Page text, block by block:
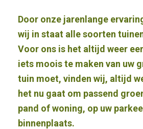
Door onze jarenlange
wij in staat alle soorten
Voor ons is het altijd weer
iets moois te maken van uw
tuin moet, vinden wij, altijd
het nu gaat om passend
pand of woning, op uw
binnenplaats.